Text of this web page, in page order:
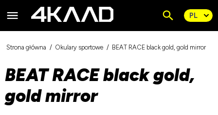
Strona główna Okulary sportowe BEAT RACE black gold, gold mirror
BEAT RACE black gold,
gold mirror